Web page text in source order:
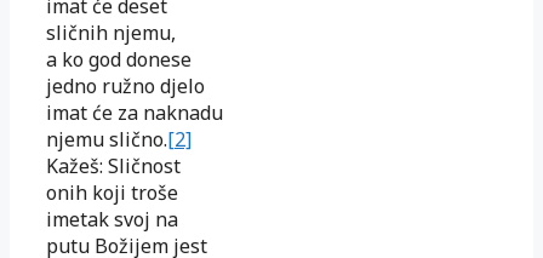
imat će deset
sličnih njemu,
a ko god donese
jedno ružno djelo
imat će za naknadu
njemu slično.[2]
Kažeš: Sličnost
onih koji troše
imetak svoj na
putu Božijem jest